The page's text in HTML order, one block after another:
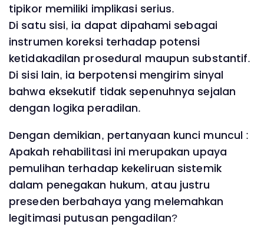
tipikor memiliki implikasi serius.
Di satu sisi, ia dapat dipahami sebagai
instrumen koreksi terhadap potensi
ketidakadilan prosedural maupun substantif.
Di sisi lain, ia berpotensi mengirim sinyal
bahwa eksekutif tidak sepenuhnya sejalan
dengan logika peradilan.
Dengan demikian, pertanyaan kunci muncul :
Apakah rehabilitasi ini merupakan upaya
pemulihan terhadap kekeliruan sistemik
dalam penegakan hukum, atau justru
preseden berbahaya yang melemahkan
legitimasi putusan pengadilan?